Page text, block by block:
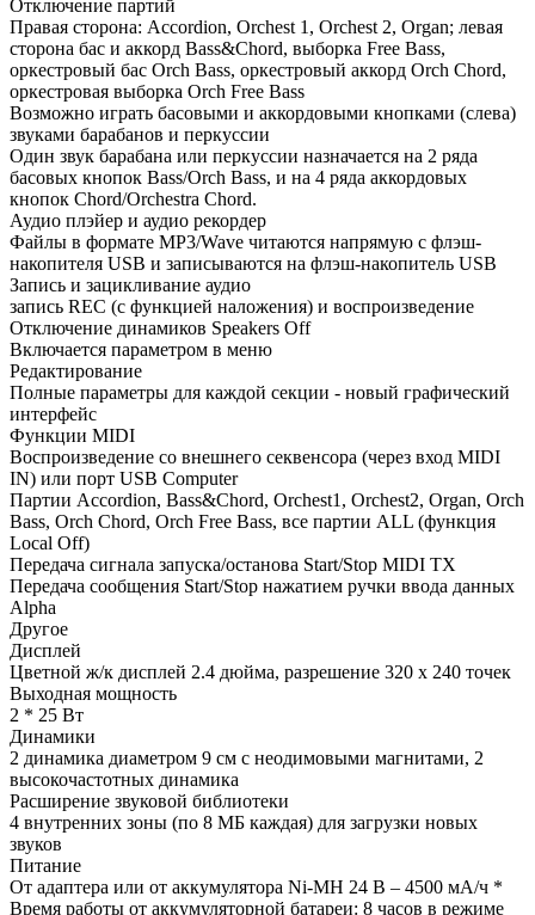
Отключение партий
Правая сторона: Accordion, Orchest 1, Orchest 2, Organ; левая
сторона бас и аккорд Bass&Chord, выборка Free Bass,
оркестровый бас Orch Bass, оркестровый аккорд Orch Chord,
оркестровая выборка Orch Free Bass
Возможно играть басовыми и аккордовыми кнопками (слева)
звуками барабанов и перкуссии
Один звук барабана или перкуссии назначается на 2 ряда
басовых кнопок Bass/Orch Bass, и на 4 ряда аккордовых
кнопок Chord/Orchestra Chord.
Аудио плэйер и аудио рекордер
Файлы в формате MP3/Wave читаются напрямую с флэш-
накопителя USB и записываются на флэш-накопитель USB
Запись и зацикливание аудио
запись REC (с функцией наложения) и воспроизведение
Отключение динамиков Speakers Off
Включается параметром в меню
Редактирование
Полные параметры для каждой секции - новый графический
интерфейс
Функции MIDI
Воспроизведение со внешнего секвенсора (через вход MIDI
IN) или порт USB Computer
Партии Accordion, Bass&Chord, Orchest1, Orchest2, Organ, Orch
Bass, Orch Chord, Orch Free Bass, все партии ALL (функция
Local Off)
Передача сигнала запуска/останова Start/Stop MIDI TX
Передача сообщения Start/Stop нажатием ручки ввода данных
Alpha
Другое
Дисплей
Цветной ж/к дисплей 2.4 дюйма, разрешение 320 x 240 точек
Выходная мощность
2 * 25 Вт
Динамики
2 динамика диаметром 9 см с неодимовыми магнитами, 2
высокочастотных динамика
Расширение звуковой библиотеки
4 внутренних зоны (по 8 МБ каждая) для загрузки новых
звуков
Питание
От адаптера или от аккумулятора Ni-MH 24 В – 4500 мА/ч *
Время работы от аккумуляторной батареи: 8 часов в режиме